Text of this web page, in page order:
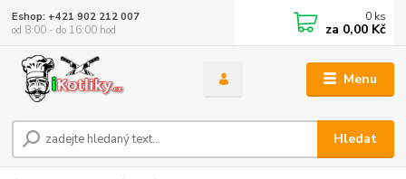
Menu
Hledat
Eshop: +421 902 212 007
od 8:00 - do 16:00 hod
0 ks
za 0,00 Kč